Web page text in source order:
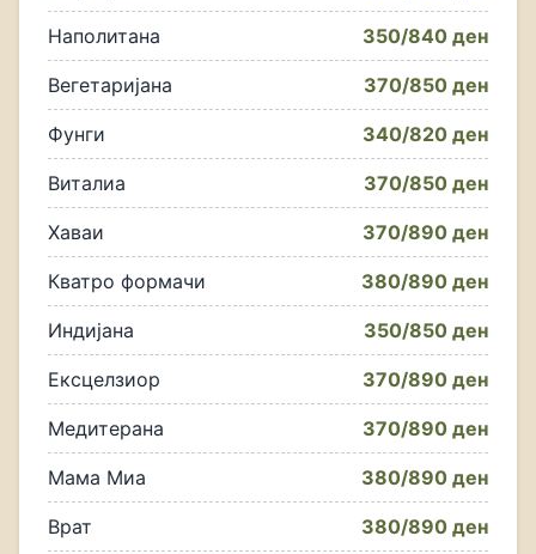
Наполитана 350/840 ден
Вегетаријана 370/850 ден
Фунги 340/820 ден
Виталиа 370/850 ден
Хаваи 370/890 ден
Кватро формачи 380/890 ден
Индијана 350/850 ден
Ексцелзиор 370/890 ден
Медитерана 370/890 ден
Мама Миа 380/890 ден
Врат 380/890 ден